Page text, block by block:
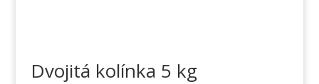
Dvojitá kolínka 5 kg